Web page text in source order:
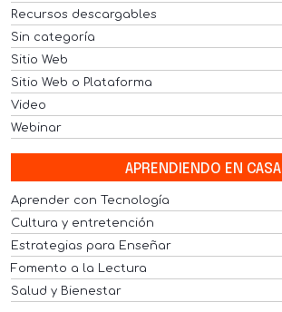
Recursos descargables
Sin categoría
Sitio Web
Sitio Web o Plataforma
Video
Webinar
APRENDIENDO EN CASA
Aprender con Tecnología
Cultura y entretención
Estrategias para Enseñar
Fomento a la Lectura
Salud y Bienestar